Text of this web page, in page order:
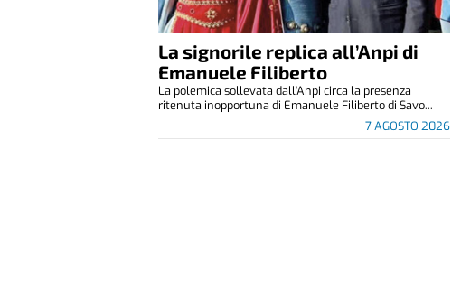
La signorile replica all’Anpi di
Emanuele Filiberto
7 AGOSTO 2026
La polemica sollevata dall'Anpi circa la presenza
ritenuta inopportuna di Emanuele Filiberto di Savo...